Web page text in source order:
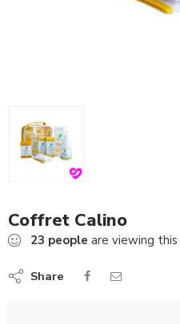
Coffret Calino
23 people are viewing
Share